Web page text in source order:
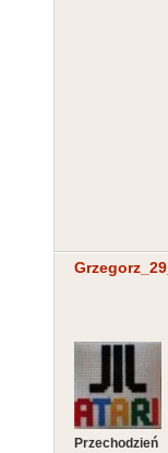
Grzegorz_29_
Przechodzień